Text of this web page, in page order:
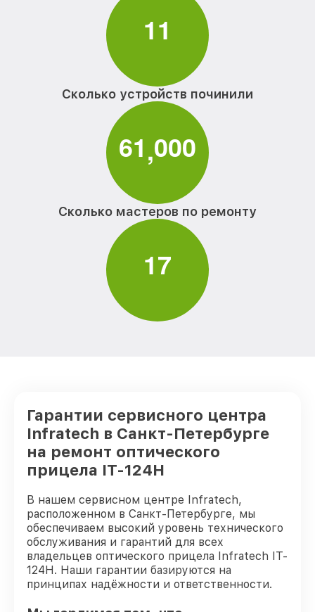
11
Сколько устройств починили
61,000
Сколько мастеров по ремонту
17
Гарантии сервисного центра
Infratech в Санкт-Петербурге
на ремонт оптического
прицела IT-124Н
В нашем сервисном центре Infratech,
расположенном в Санкт-Петербурге, мы
обеспечиваем высокий уровень технического
обслуживания и гарантий для всех
владельцев оптического прицела Infratech IT-
124Н. Наши гарантии базируются на
принципах надёжности и ответственности.